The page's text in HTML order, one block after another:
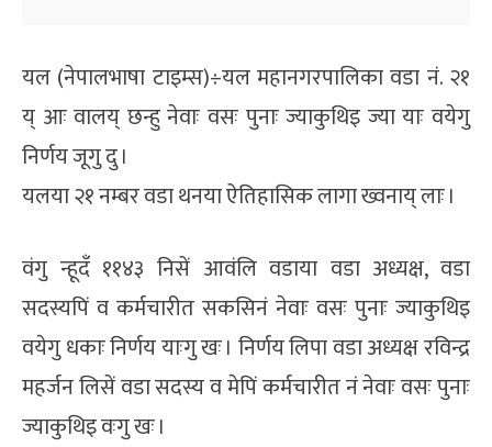
यल (नेपालभाषा टाइम्स)÷यल महानगरपालिका वडा नं. २१
य् आः वालय् छन्हु नेवाः वसः पुनाः ज्याकुथिइ ज्या याः वयेगु
निर्णय जूगु दु ।
यलया २१ नम्बर वडा थनया ऐतिहासिक लागा ख्वनाय् लाः ।
वंगु न्हूदँ ११४३ निसें आवंलि वडाया वडा अध्यक्ष, वडा
सदस्यपिं व कर्मचारीत सकसिनं नेवाः वसः पुनाः ज्याकुथिइ
वयेगु धकाः निर्णय याःगु खः । निर्णय लिपा वडा अध्यक्ष रविन्द्र
महर्जन लिसें वडा सदस्य व मेपिं कर्मचारीत नं नेवाः वसः पुनाः
ज्याकुथिइ वःगु खः ।